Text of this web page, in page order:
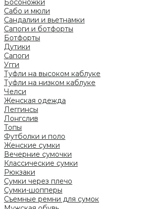
Босоножки
Сабо и мюли
Сандалии и вьетнамки
Сапоги и ботфорты
Ботфорты
Дутики
Сапоги
Угги
Туфли на высоком каблуке
Туфли на низком каблуке
Челси
Женская одежда
Леггинсы
Лонгслив
Топы
Футболки и поло
Женские сумки
Вечерние сумочки
Классические сумки
Рюкзаки
Сумки через плечо
Сумки-шопперы
Съемные ремни для сумок